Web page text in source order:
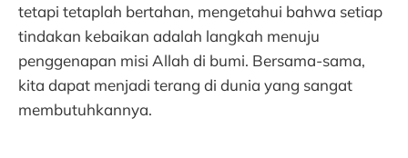
tetapi tetaplah bertahan, mengetahui bahwa setiap
tindakan kebaikan adalah langkah menuju
penggenapan misi Allah di bumi. Bersama-sama,
kita dapat menjadi terang di dunia yang sangat
membutuhkannya.